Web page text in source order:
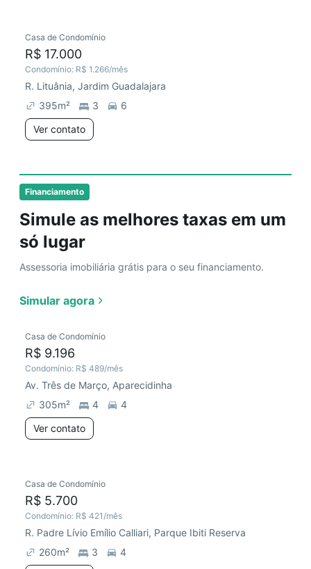
Financiamento
Simule as melhores taxas em um
só lugar
Assessoria imobiliária grátis para o seu financiamento.
Simular agora
Casa de Condomínio
R$ 17.000
Condomínio: R$ 1.266/mês
R. Lituânia, Jardim Guadalajara
395m² 3
6
Ver contato
Casa de Condomínio
R$ 9.196
Condomínio: R$ 489/mês
Av. Três de Março, Aparecidinha
305m² 4
4
Ver contato
Casa de Condomínio
R$ 5.700
Condomínio: R$ 421/mês
R. Padre Lívio Emílio Calliari, Parque Ibiti Reserva
260m² 3
4